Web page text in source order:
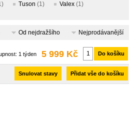
Tuson (1) Valex (1)
Od nejdražšího Nejprodávanější
Do košíku
5 999 Kč
1 týden